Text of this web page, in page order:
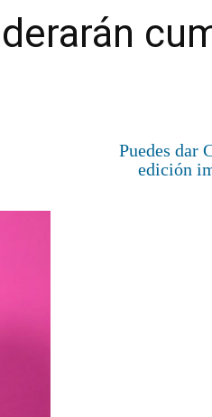
Puedes dar
edición